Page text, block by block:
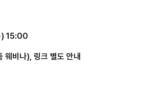
) 15:00
웨비나), 링크 별도 안내